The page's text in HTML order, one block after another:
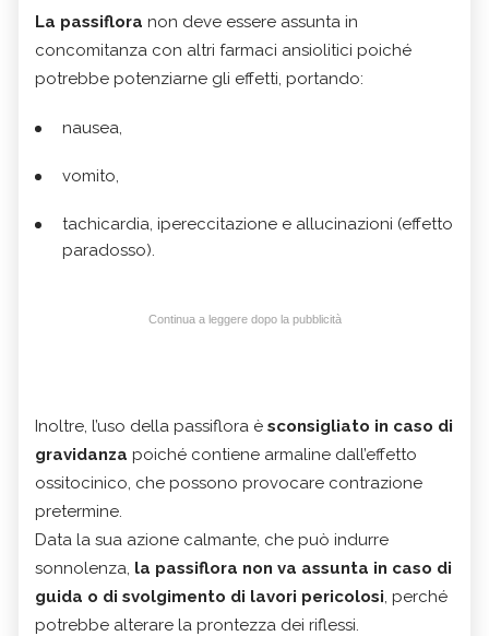
La passiflora non deve essere assunta in
concomitanza con altri farmaci ansiolitici poiché
potrebbe potenziarne gli effetti, portando:
nausea,
vomito,
tachicardia, ipereccitazione e allucinazioni (effetto
paradosso).
Continua a leggere dopo la pubblicità
Inoltre, l’uso della passiflora è sconsigliato in caso di
gravidanza poiché contiene armaline dall’effetto
ossitocinico, che possono provocare contrazione
pretermine.
Data la sua azione calmante, che può indurre
sonnolenza, la passiflora non va assunta in caso di
guida o di svolgimento di lavori pericolosi, perché
potrebbe alterare la prontezza dei riflessi.